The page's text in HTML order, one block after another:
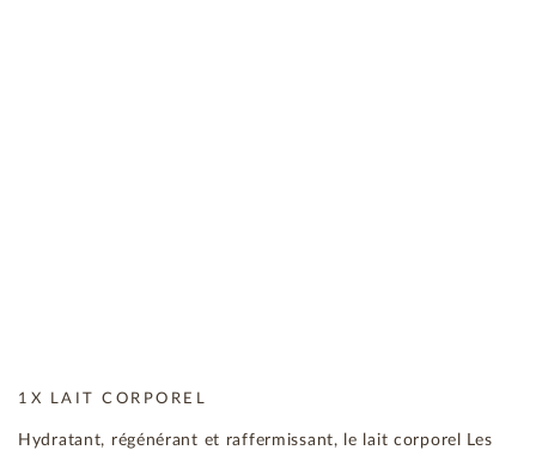
1X LAIT CORPOREL
Hydratant, régénérant et raffermissant, le lait corporel Les